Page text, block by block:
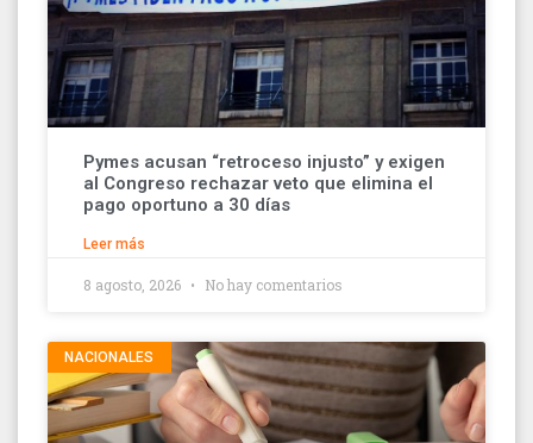
Pymes acusan “retroceso injusto” y exigen
al Congreso rechazar veto que elimina el
pago oportuno a 30 días
Leer más
8 agosto, 2026 No hay comentarios
NACIONALES